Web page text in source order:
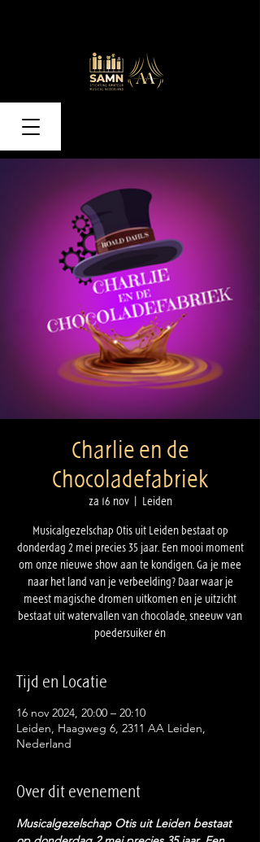
Charlie en de
Chocoladefabriek
za 16 nov
  |
Leiden
Musicalgezelschap Otis uit Leiden bestaat op
donderdag 2 mei precies 35 jaar. Een mooi moment
om onze nieuwe show aan te kondigen. Ga je mee
naar het land van je verbeelding? Daar waar je
meest magische dromen uitkomen en je uitzicht
bestaat uit watervallen van chocolade, sneeuw van
poedersuiker én
Tijd en Locatie
16 nov 2024, 20:00 – 20:10
Leiden, Haagweg 6, 2311 AA Leiden,
Nederland
Over dit evenement
Musicalgezelschap Otis uit Leiden bestaat